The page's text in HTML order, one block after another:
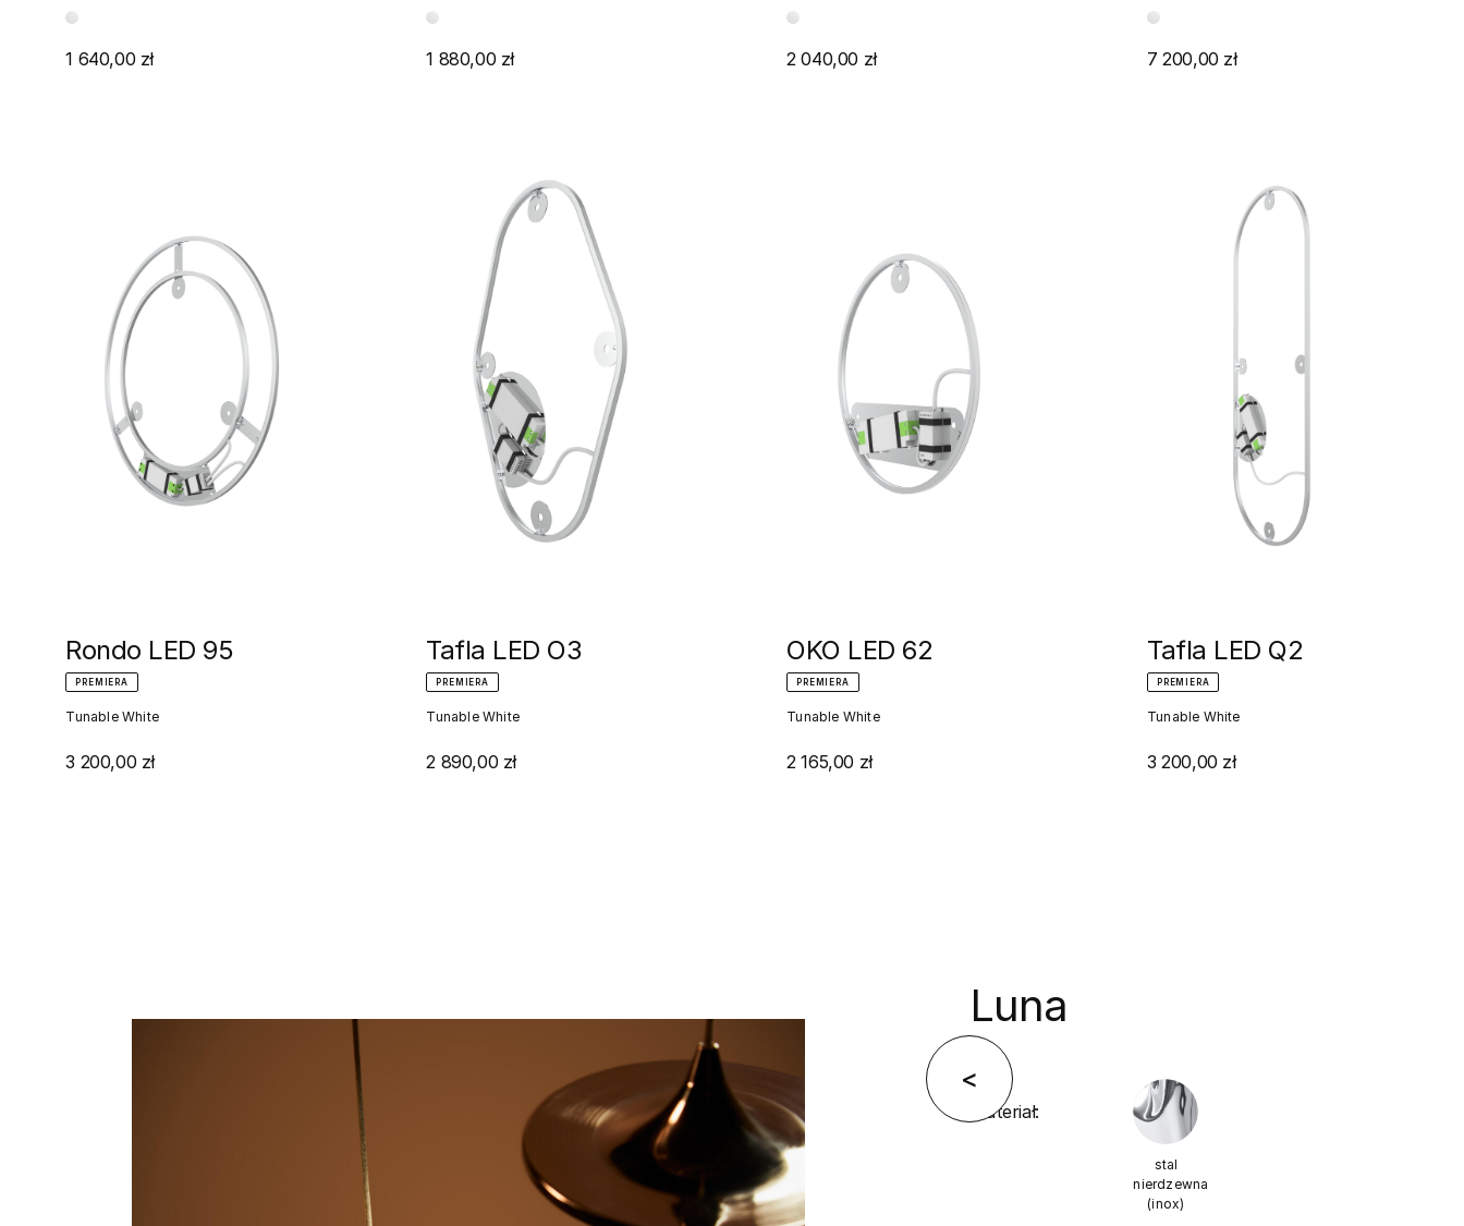
1 640,00 zł 1 880,00 zł 2 040,00 zł 7 200,00 zł
Rondo LED 95
PREMIERA
Tunable White
3 200,00 zł
Tafla LED O3
PREMIERA
Tunable White
2 890,00 zł
OKO LED 62
PREMIERA
Tunable White
2 165,00 zł
Tafla LED Q2
PREMIERA
Tunable White
3 200,00 zł
Luna
<
Materiał:
stal
nierdzewna
(inox)